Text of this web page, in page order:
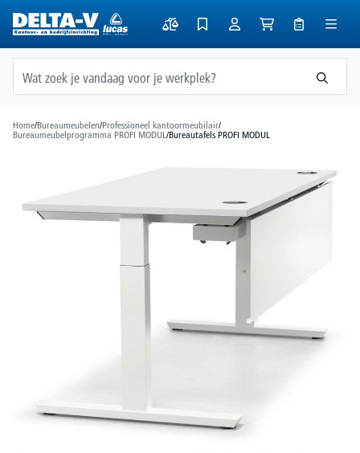
Home/Bureaumeubelen/Professioneel kantoormeubilair/
Bureaumeubelprogramma PROFI MODUL/Bureautafels PROFI MODUL